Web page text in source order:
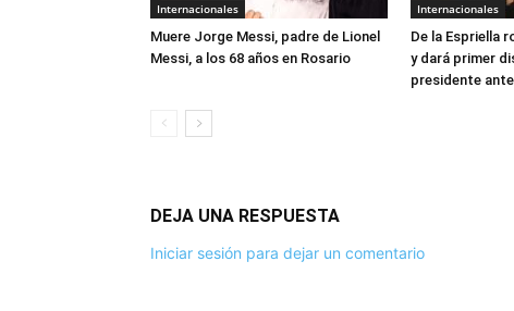
Internacionales
Muere Jorge Messi, padre de Lionel
Messi, a los 68 años en Rosario
Internacionales
De la Espriella
y dará primer
presidente
DEJA UNA RESPUESTA
Iniciar sesión para dejar un comentario